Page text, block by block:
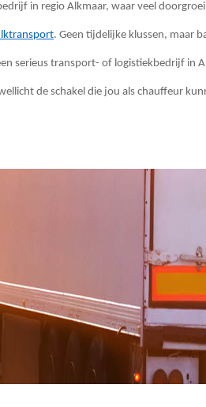
in regio Alkmaar, waar veel
. Geen tijdelijke klussen, maar
serieus transport- of logistiekbedrijf in
de schakel die jou als chauffeur